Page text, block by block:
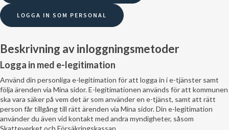
Beskrivning av inloggningsmetoder
Logga in med e-legitimation
Använd din personliga e-legitimation för att logga in i e-tjänster samt
följa ärenden via Mina sidor. E-legitimationen används för att kommunen
ska vara säker på vem det är som använder en e-tjänst, samt att rätt
person får tillgång till rätt ärenden via Mina sidor. Din e-legitimation
använder du även vid kontakt med andra myndigheter, såsom
Skatteverket och Försäkringskassan.